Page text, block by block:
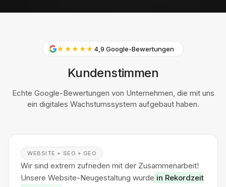
★★★★★ 4,9 Google-Bewertungen
Kundenstimmen
Echte Google-Bewertungen von Unternehmen, die mit uns
ein digitales Wachstumssystem aufgebaut haben.
WEBSITE + SEO + GEO
Wir sind extrem zufrieden mit der Zusammenarbeit!
Unsere Website-Neugestaltung wurde in Rekordzeit